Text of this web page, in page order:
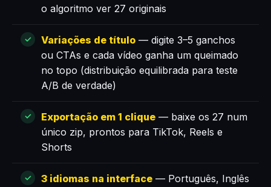
o algoritmo ver 27 originais
Variações de título — digite 3–5 ganchos
ou CTAs e cada vídeo ganha um queimado
no topo (distribuição equilibrada para teste
A/B de verdade)
Exportação em 1 clique — baixe os 27 num
único zip, prontos para TikTok, Reels e
Shorts
3 idiomas na interface — Português, Inglês